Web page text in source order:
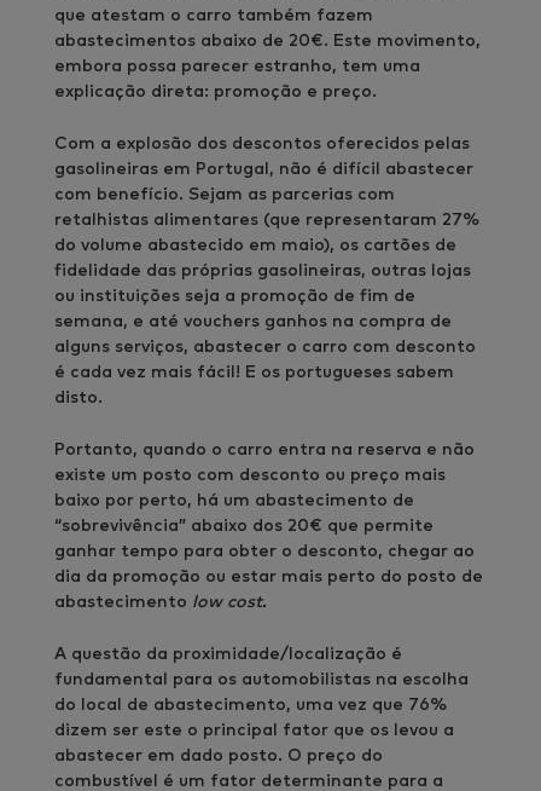
que atestam o carro também fazem
abastecimentos abaixo de 20€. Este movimento,
embora possa parecer estranho, tem uma
explicação direta: promoção e preço.
Com a explosão dos descontos oferecidos pelas
gasolineiras em Portugal, não é difícil abastecer
com benefício. Sejam as parcerias com
retalhistas alimentares (que representaram 27%
do volume abastecido em maio), os cartões de
fidelidade das próprias gasolineiras, outras lojas
ou instituições seja a promoção de fim de
semana, e até vouchers ganhos na compra de
alguns serviços, abastecer o carro com desconto
é cada vez mais fácil! E os portugueses sabem
disto.
Portanto, quando o carro entra na reserva e não
existe um posto com desconto ou preço mais
baixo por perto, há um abastecimento de
“sobrevivência” abaixo dos 20€ que permite
ganhar tempo para obter o desconto, chegar ao
dia da promoção ou estar mais perto do posto de
abastecimento low cost.
A questão da proximidade/localização é
fundamental para os automobilistas na escolha
do local de abastecimento, uma vez que 76%
dizem ser este o principal fator que os levou a
abastecer em dado posto. O preço do
combustível é um fator determinante para a